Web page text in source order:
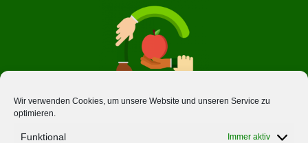
Wir verwenden Cookies, um unsere Website und unseren Service zu
optimieren.
Funktional Immer aktiv